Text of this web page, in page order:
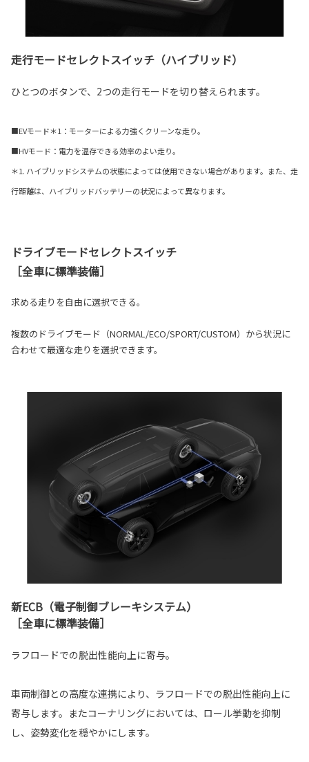
走行モードセレクトスイッチ（ハイブリッド）
ひとつのボタンで、2つの走行モードを切り替えられます。
■EVモード＊1：モーターによる力強くクリーンな走り。
■HVモード：電力を温存できる効率のよい走り。
＊1. ハイブリッドシステムの状態によっては使用できない場合があります。また、走
行距離は、ハイブリッドバッテリーの状況によって異なります。
ドライブモードセレクトスイッチ
［全車に標準装備］
求める走りを自由に選択できる。
複数のドライブモード（NORMAL/ECO/SPORT/CUSTOM）から状況に
合わせて最適な走りを選択できます。
新ECB（電子制御ブレーキシステム）
［全車に標準装備］
ラフロードでの脱出性能向上に寄与。
車両制御との高度な連携により、ラフロードでの脱出性能向上に
寄与します。またコーナリングにおいては、ロール挙動を抑制
し、姿勢変化を穏やかにします。